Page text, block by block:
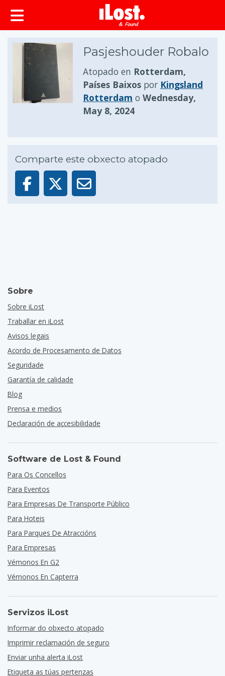
Pasjeshouder Robalo
Atopado en Rotterdam,
Países Baixos por Kingsland
Rotterdam o Wednesday,
May 8, 2024
Comparte este obxecto atopado
Sobre
Sobre iLost
Traballar en iLost
Avisos legais
Acordo de Procesamento de Datos
Seguridade
Garantía de calidade
Blog
Prensa e medios
Declaración de accesibilidade
Software de Lost & Found
Para Os Concellos
Para Eventos
Para Empresas De Transporte Público
Para Hoteis
Para Parques De Atraccións
Para Empresas
Vémonos En G2
Vémonos En Capterra
Servizos iLost
Informar do obxecto atopado
Imprimir reclamación de seguro
Enviar unha alerta iLost
Etiqueta as túas pertenzas